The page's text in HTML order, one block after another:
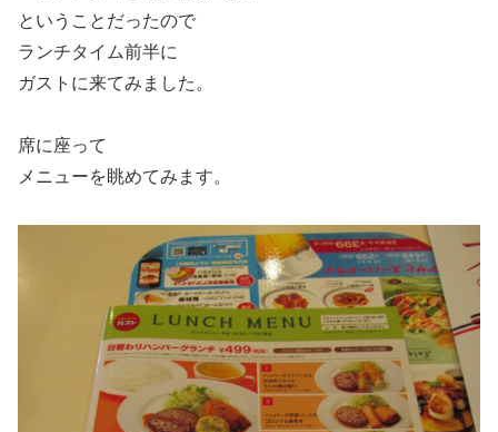
ということだったので
ランチタイム前半に
ガストに来てみました。
席に座って
メニューを眺めてみます。